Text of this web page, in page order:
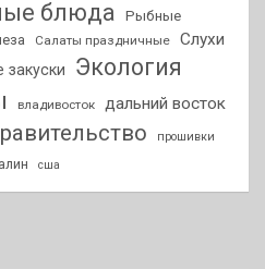
блюда
Рыбные
Салаты праздничные
Слухи
Экология
владивосток дальний восток
прошивки
сша